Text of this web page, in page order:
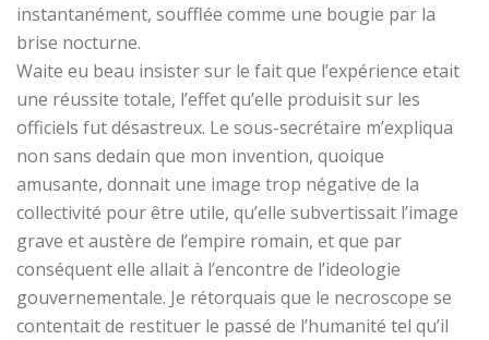
instantanément, soufflée comme une bougie par la
brise nocturne.
Waite eu beau insister sur le fait que l’expérience etait
une réussite totale, l’effet qu’elle produisit sur les
officiels fut désastreux. Le sous-secrétaire m’expliqua
non sans dedain que mon invention, quoique
amusante, donnait une image trop négative de la
collectivité pour être utile, qu’elle subvertissait l’image
grave et austère de l’empire romain, et que par
conséquent elle allait à l’encontre de l’ideologie
gouvernementale. Je rétorquais que le necroscope se
contentait de restituer le passé de l’humanité tel qu’il